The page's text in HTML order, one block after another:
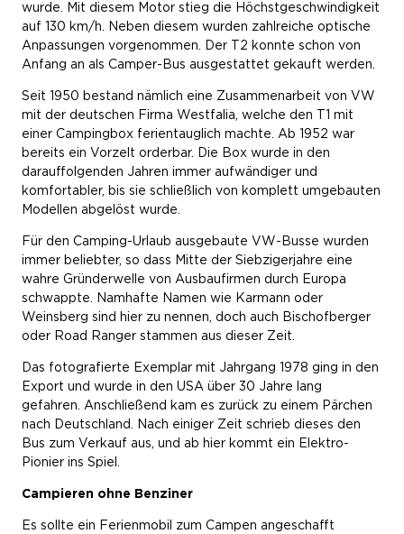
wurde. Mit diesem Motor stieg die Höchstgeschwindigkeit
auf 130 km/h. Neben diesem wurden zahlreiche optische
Anpassungen vorgenommen. Der T2 konnte schon von
Anfang an als Camper-Bus ausgestattet gekauft werden.
Seit 1950 bestand nämlich eine Zusammenarbeit von VW
mit der deutschen Firma Westfalia, welche den T1 mit
einer Campingbox ferientauglich machte. Ab 1952 war
bereits ein Vorzelt orderbar. Die Box wurde in den
darauffolgenden Jahren immer aufwändiger und
komfortabler, bis sie schließlich von komplett umgebauten
Modellen abgelöst wurde.
Für den Camping-Urlaub ausgebaute VW-Busse wurden
immer beliebter, so dass Mitte der Siebzigerjahre eine
wahre Gründerwelle von Ausbaufirmen durch Europa
schwappte. Namhafte Namen wie Karmann oder
Weinsberg sind hier zu nennen, doch auch Bischofberger
oder Road Ranger stammen aus dieser Zeit.
Das fotografierte Exemplar mit Jahrgang 1978 ging in den
Export und wurde in den USA über 30 Jahre lang
gefahren. Anschließend kam es zurück zu einem Pärchen
nach Deutschland. Nach einiger Zeit schrieb dieses den
Bus zum Verkauf aus, und ab hier kommt ein Elektro-
Pionier ins Spiel.
Campieren ohne Benziner
Es sollte ein Ferienmobil zum Campen angeschafft